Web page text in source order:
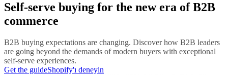
Self-serve buying for the new era of B2B
commerce
B2B buying expectations are changing. Discover how B2B leaders
are going beyond the demands of modern buyers with exceptional
self-serve experiences.
Get the guideShopify'ı deneyin